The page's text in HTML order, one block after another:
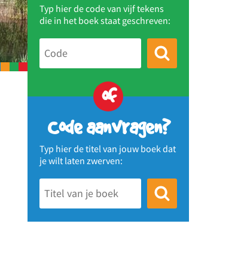
Typ hier de code van vijf tekens
die in het boek staat geschreven:
of
Code aanvragen?
Typ hier de titel van jouw boek dat
je wilt laten zwerven: